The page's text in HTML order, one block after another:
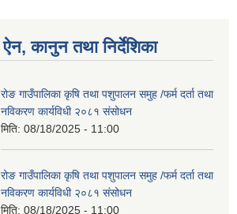
ऐन, कानुन तथा निर्देशिका
रोङ गाउँपालिका कृषि तथा पशुपालन समुह /फर्म दर्ता तथा
नविकरण कार्यविधी २०८१ संसोधन
मिति: 08/18/2025 - 11:00
रोङ गाउँपालिका कृषि तथा पशुपालन समुह /फर्म दर्ता तथा
नविकरण कार्यविधी २०८१ संसोधन
मिति: 08/18/2025 - 11:00